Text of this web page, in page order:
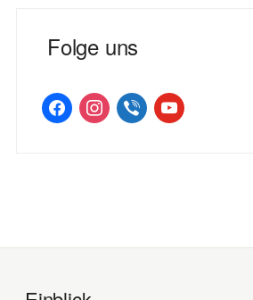
Folge uns
facebookinstagramviber youtube